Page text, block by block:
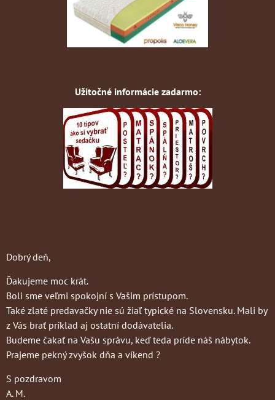
Užitočné informácie zadarmo:
Dobrý deň,
Ďakujeme moc krát.
Boli sme veľmi spokojní s Vašim prístupom.
Také zlaté predavačky nie sú žiaľ typické na Slovensku. Mali by
z Vás brať príklad aj ostatní dodávatelia.
Budeme čakať na Vašu správu, keď teda príde náš nábytok.
Prajeme pekný zvyšok dňa a víkend ?
S pozdravom
A. M.